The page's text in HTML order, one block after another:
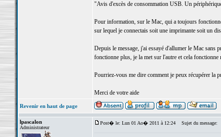
"Avis d'excès de consommation USB. Un
Pour information, sur le Mac, qui a toujours
sur lequel je connectais soit une imprimante soit un
Depuis le message, j'ai essayé d'allumer le Mac sans
fonctionne plus, je la met sur l'autre et cela fonctionne
Pourriez-vous me dire comment je peux récupérer la
Merci de votre aide
Revenir en haut de page
lpascalon
Administrateur
Post� le: Lun 01 Ao� 2011 à 12:24 Sujet du message: